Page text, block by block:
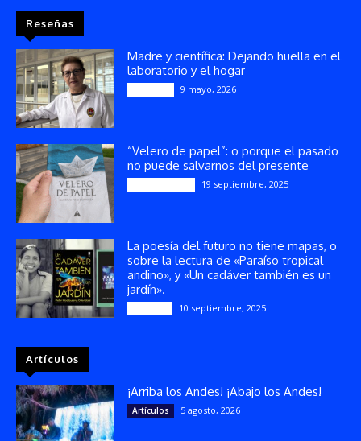
Reseñas
Madre y científica: Dejando huella en el
laboratorio y el hogar
9 mayo, 2026
“Velero de papel”: o porque el pasado
no puede salvarnos del presente
19 septiembre, 2025
La poesía del futuro no tiene mapas, o
sobre la lectura de «Paraíso tropical
andino», y «Un cadáver también es un
jardín».
10 septiembre, 2025
Artículos
¡Arriba los Andes! ¡Abajo los Andes!
Artículos 5 agosto, 2026